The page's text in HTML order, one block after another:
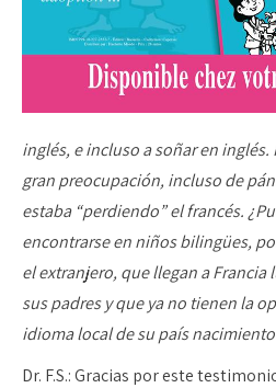
inglés, e incluso a soñar en
gran preocupación, incluso de
estaba “perdiendo” el francés.
encontrarse en niños bilingües,
el extranjero, que llegan a
sus padres y que ya no tienen la
idioma local de su país
Dr. F.S.: Gracias por este